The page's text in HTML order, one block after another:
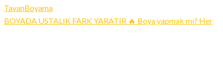
BOYADA USTALIK FARK YARATIR 🔥 Boya yapmak mı? Her